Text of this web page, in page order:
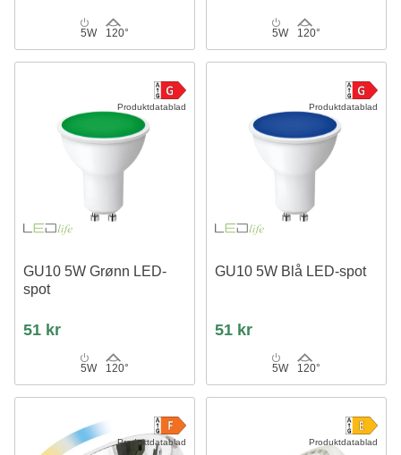
5W 120° 5W 120°
Produktdatablad
GU10 5W Grønn LED-
spot
51 kr
5W 120°
Produktdatablad
GU10 5W Blå LED-spot
51 kr
5W 120°
Produktdatablad Produktdatablad